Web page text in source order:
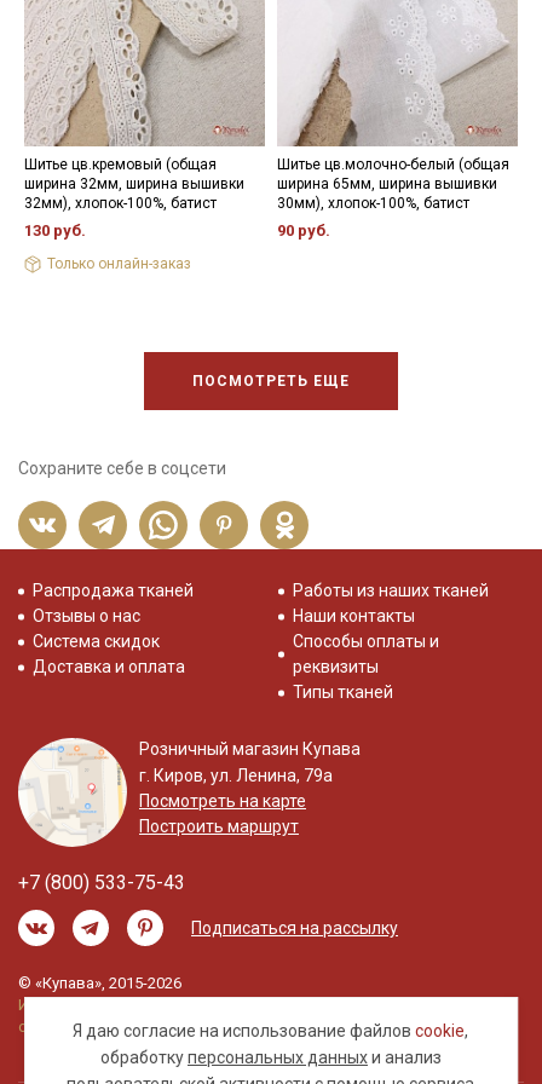
Шитье цв.кремовый (общая
ширина 32мм, ширина вышивки
32мм), хлопок-100%, батист
130 руб.
Только онлайн-заказ
Шитье цв.молочно-белый (общая
ширина 65мм, ширина вышивки
30мм), хлопок-100%, батист
90 руб.
ПОСМОТРЕТЬ ЕЩЕ
Сохраните себе в соцсети
Я даю согласие на использование файловcookie,
обработкуперсональных данныхи анализ
Распродажа тканей
Отзывы о нас
Система скидок
Доставка и оплата
Работы из наших тканей
Наши контакты
Способы оплаты и
реквизиты
Типы тканей
Розничный магазин Купава
г. Киров, ул. Ленина, 79а
Посмотреть на карте
Построить маршрут
+7 (800) 533-75-43
Подписаться на рассылку
© «Купава», 2015-2026
Информация на сайте не является публичной
офертой.